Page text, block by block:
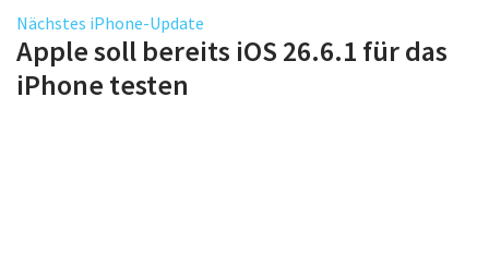
Nächstes iPhone-Update
Apple soll bereits iOS 26.6.1 für das
iPhone testen